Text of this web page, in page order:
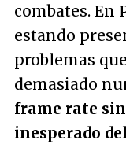
combates. En
estando
problemas
demasiado
frame rate
inesperado